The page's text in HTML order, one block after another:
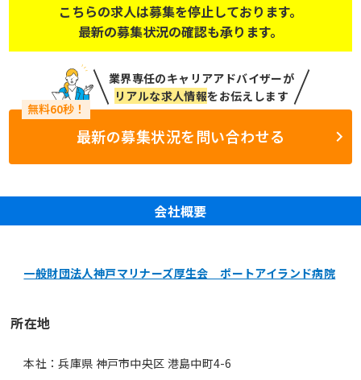
こちらの求人は募集を停止しております。
最新の募集状況の確認も承ります。
業界専任のキャリアアドバイザーが
リアルな求人情報をお伝えします
最新の募集状況を問い合わせる
会社概要
一般財団法人神戸マリナーズ厚生会 ポートアイランド病院
所在地
本社：兵庫県 神戸市中央区 港島中町4-6